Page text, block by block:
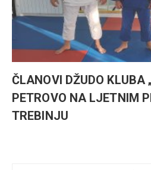
ČLANOVI DŽUDO KLUBA
PETROVO NA LJETNIM
TREBINJU